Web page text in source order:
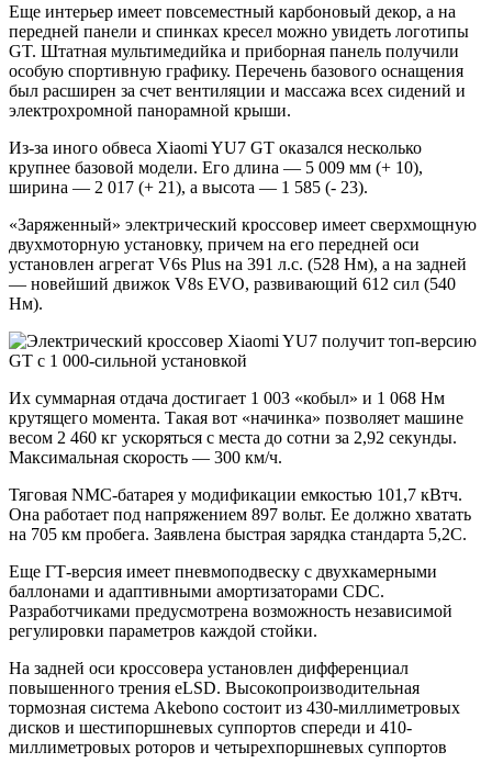
Еще интерьер имеет повсеместный карбоновый декор, а на
передней панели и спинках кресел можно увидеть логотипы
GT. Штатная мультимедийка и приборная панель получили
особую спортивную графику. Перечень базового оснащения
был расширен за счет вентиляции и массажа всех сидений и
электрохромной панорамной крыши.
Из-за иного обвеса Xiaomi YU7 GT оказался несколько
крупнее базовой модели. Его длина — 5 009 мм (+ 10),
ширина — 2 017 (+ 21), а высота — 1 585 (- 23).
«Заряженный» электрический кроссовер имеет сверхмощную
двухмоторную установку, причем на его передней оси
установлен агрегат V6s Plus на 391 л.с. (528 Нм), а на задней
— новейший движок V8s EVO, развивающий 612 сил (540
Нм).
Их суммарная отдача достигает 1 003 «кобыл» и 1 068 Нм
крутящего момента. Такая вот «начинка» позволяет машине
весом 2 460 кг ускоряться с места до сотни за 2,92 секунды.
Максимальная скорость — 300 км/ч.
Тяговая NMC-батарея у модификации емкостью 101,7 кВтч.
Она работает под напряжением 897 вольт. Ее должно хватать
на 705 км пробега. Заявлена быстрая зарядка стандарта 5,2C.
Еще ГТ-версия имеет пневмоподвеску с двухкамерными
баллонами и адаптивными амортизаторами CDC.
Разработчиками предусмотрена возможность независимой
регулировки параметров каждой стойки.
На задней оси кроссовера установлен дифференциал
повышенного трения eLSD. Высокопроизводительная
тормозная система Akebono состоит из 430-миллиметровых
дисков и шестипоршневых суппортов спереди и 410-
миллиметровых роторов и четырехпоршневых суппортов